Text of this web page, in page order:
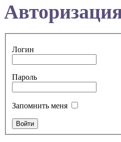
Логин
Пароль
Запомнить меня